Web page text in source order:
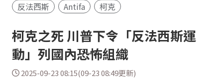
反法西斯
Antifa 柯克
柯克之死 川普下令「反法西斯運
動」列國內恐怖組織
2025-09-23 08:15(09-23 08:49更新)